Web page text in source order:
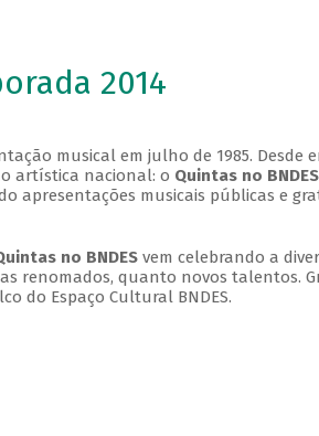
2014
musical em julho de 1985. Desde
artística nacional: o Quintas no BNDES
apresentações musicais públicas e
no BNDESvem celebrando a
renomados, quanto novos talentos.
do Espaço Cultural BNDES.